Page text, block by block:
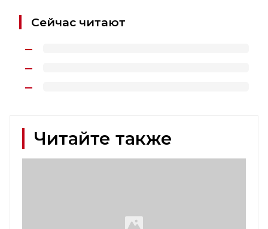
Сейчас читают
Читайте также